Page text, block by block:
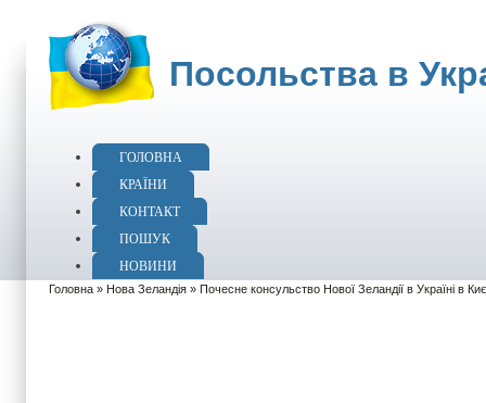
Посольства в
ГОЛОВНА
КРАЇНИ
КОНТАКТ
ПОШУК
НОВИНИ
Головна » Нова Зеландія » Почесне консульство Нової Зеландії в Україні в